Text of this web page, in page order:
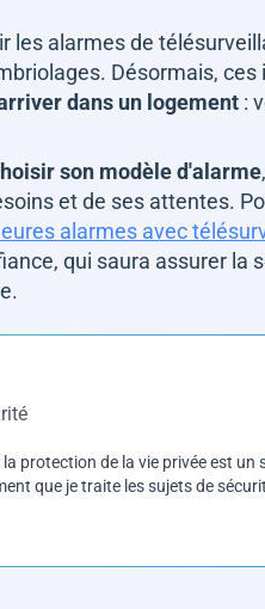
les alarmes de
Désormais,
dans un logement :
son modèle d'alarme
et de ses attentes.
alarmes avec
qui saura assurer la
protection de la vie privée est un
que je traite les sujets de